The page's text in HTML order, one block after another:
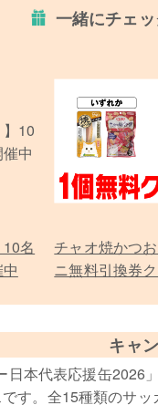
一緒にチェ
名
チャオ焼かつ
ニ無料引換券
キャ
本代表応援缶2026
す。全15種類のサ